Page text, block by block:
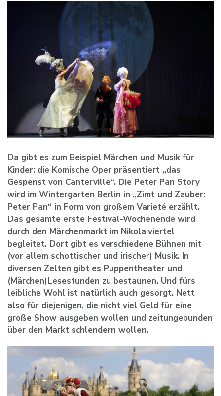
Da gibt es zum Beispiel Märchen und Musik für
Kinder: die Komische Oper präsentiert „das
Gespenst von Canterville“. Die Peter Pan Story
wird im Wintergarten Berlin in „Zimt und Zauber:
Peter Pan“ in Form von großem Varieté erzählt.
Das gesamte erste Festival-Wochenende wird
durch den Märchenmarkt im Nikolaiviertel
begleitet. Dort gibt es verschiedene Bühnen mit
(vor allem schottischer und irischer) Musik. In
diversen Zelten gibt es Puppentheater und
(Märchen)Lesestunden zu bestaunen. Und fürs
leibliche Wohl ist natürlich auch gesorgt. Nett
also für diejenigen, die nicht viel Geld für eine
große Show ausgeben wollen und zeitungebunden
über den Markt schlendern wollen.